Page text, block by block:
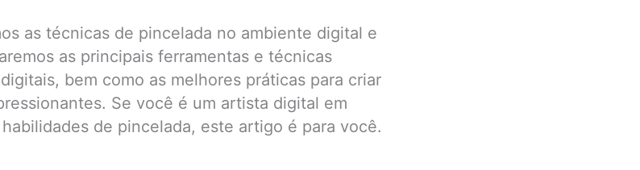
as técnicas de pincelada no ambiente digital e
as principais ferramentas e técnicas
bem como as melhores práticas para criar
Se você é um artista digital em
de pincelada, este artigo é para você.